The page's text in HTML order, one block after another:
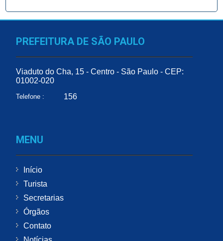
PREFEITURA DE SÃO PAULO
Viaduto do Cha, 15 - Centro - São Paulo - CEP:
01002-020
Telefone : 156
MENU
Início
Turista
Secretarias
Órgãos
Contato